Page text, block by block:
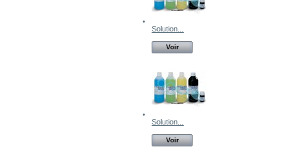
Solution...
Voir
Solution...
Voir